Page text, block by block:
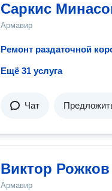
Саркис
Армавир
Ремонт раздаточной
Ещё 31 услуга
Чат
Виктор Рожков
Армавир